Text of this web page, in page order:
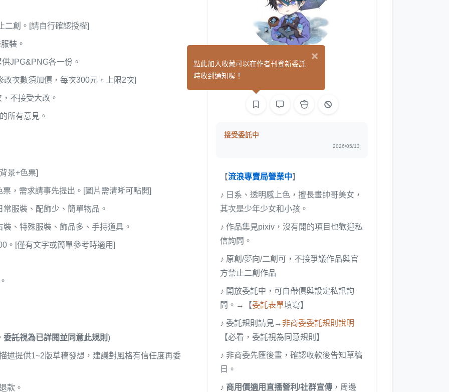
二創。[請自行確認授權]
裝。
JPG&PNG各一份。
次數須加價，每次300元，上限2次]
不接受大改。
所有意見。
景+色票]
，需求請事先提出。[圖片需清晰可點開]
服裝、配飾少、簡單物品。
、特殊服裝、飾品多、手持道具。
。[僅有文字或簡單參考時適用]
委託視為已詳閱並同意此規則 )
述提供1~2版草稿發想，建議對風格有信任度再委
款。
VoiS (0)
接受委託中
2026/05/13
【流浪專賣局營業中】
♪ 日系、透明感上色，擅長畫帥哥美女，
其次是少年少女和小孩。
♪ 作品集見pixiv，沒有開的項目也歡迎私
信詢問。
♪ 原創/夢向/二創可，不接爭議作品與官
方禁止二創作品
♪ 開放委託中，可自帶價與設定私訊詢
問。→【委託表單填寫】
♪ 委託規則請見→ 非商委委託規則說明
【必看，委託視為同意規則】
♪ 非商委先匯後畫，確認收款後告知草稿
日。
♪ 商用價適用直播營利/社群宣傳 ，周邊
×
點此加入收藏可以在作者刊登新委託
時收到通知喔！